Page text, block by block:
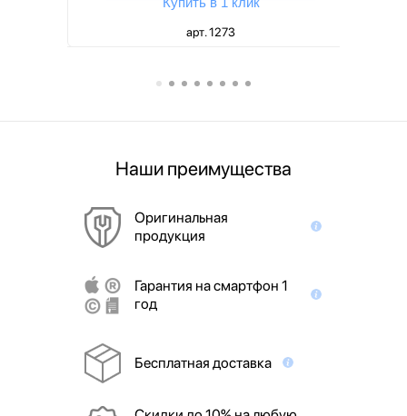
арт. 1273
Наши преимущества
Оригинальная
продукция
Гарантия на смартфон 1
год
Бесплатная доставка